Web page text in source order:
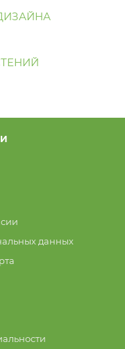
данных